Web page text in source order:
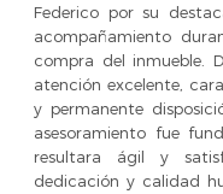
Federico por su
acompañamiento
compra del inmueble.
atención excelente,
y permanente
asesoramiento fue
resultara ágil y
dedicación y calidad